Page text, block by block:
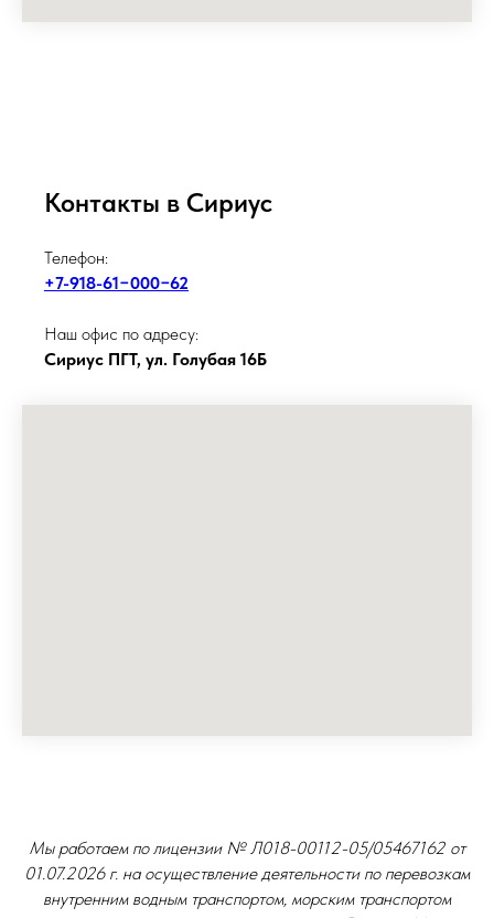
Контакты в Сириус
Телефон:
+7-918-61−000−62
Наш офис по адресу:
Сириус ПГТ, ул. Голубая 16Б
Мы работаем по лицензии № Л018-00112-05/05467162 от
01.07.2026 г. на осуществление деятельности по перевозкам
внутренним водным транспортом, морским транспортом